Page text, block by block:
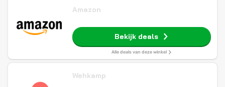
Amazon
Bekijk deals
Alle deals van deze winkel
Wehkamp